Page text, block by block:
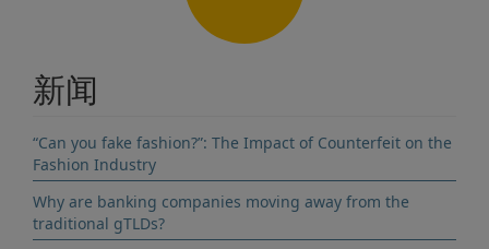
新闻
“Can you fake fashion?”: The Impact of Counterfeit on the
Fashion Industry
Why are banking companies moving away from the
traditional gTLDs?